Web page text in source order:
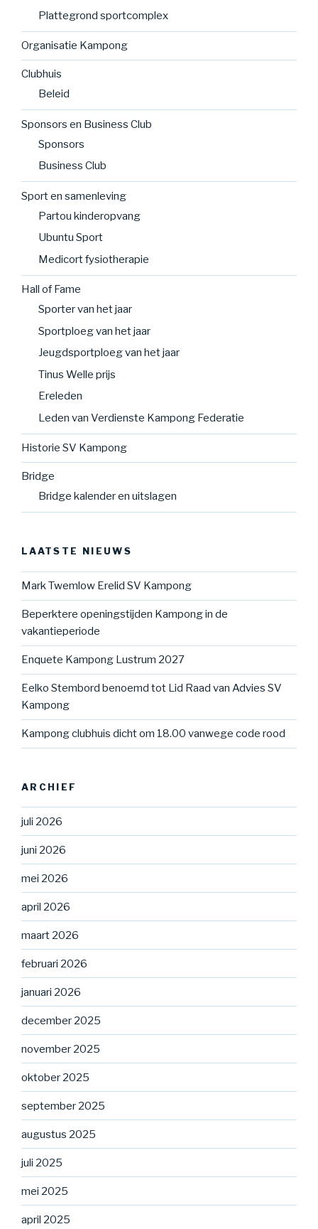
Plattegrond sportcomplex
Organisatie Kampong
Clubhuis
Beleid
Sponsors en Business Club
Sponsors
Business Club
Sport en samenleving
Partou kinderopvang
Ubuntu Sport
Medicort fysiotherapie
Hall of Fame
Sporter van het jaar
Sportploeg van het jaar
Jeugdsportploeg van het jaar
Tinus Welle prijs
Ereleden
Leden van Verdienste Kampong Federatie
Historie SV Kampong
Bridge
Bridge kalender en uitslagen
LAATSTE NIEUWS
Mark Twemlow Erelid SV Kampong
Beperktere openingstijden Kampong in de
vakantieperiode
Enquete Kampong Lustrum 2027
Eelko Stembord benoemd tot Lid Raad van Advies SV
Kampong
Kampong clubhuis dicht om 18.00 vanwege code rood
ARCHIEF
juli 2026
juni 2026
mei 2026
april 2026
maart 2026
februari 2026
januari 2026
december 2025
november 2025
oktober 2025
september 2025
augustus 2025
juli 2025
mei 2025
april 2025